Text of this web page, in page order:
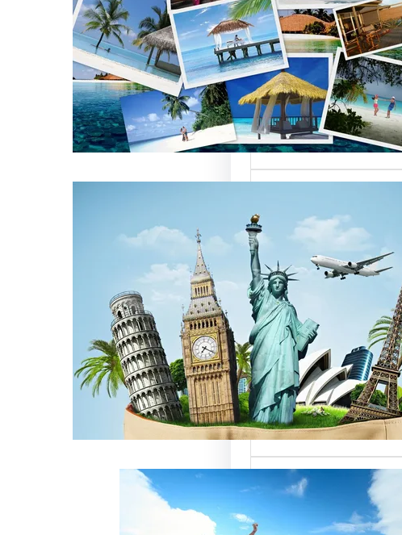
العالمية على
شركات السياحة
تعتبر من العناصر
التي تؤثر…
تقدم شركات السياحة
خدمات متميزة
الوافدين
السياحة بمصر تقدم
متميزة للسائحين
حيث تعتبر…
تحسين خدمات رقم شركة